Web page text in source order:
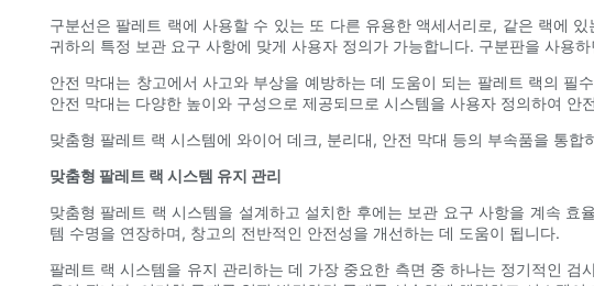
구분선은 팔레트 랙에 사용할 수 있는 또 다른 유용한 액세서리로, 같은 랙에
귀하의 특정 보관 요구 사항에 맞게 사용자 정의가 가능합니다. 구분판을 사용
안전 막대는 창고에서 사고와 부상을 예방하는 데 도움이 되는 팔레트 랙의
안전 막대는 다양한 높이와 구성으로 제공되므로 시스템을 사용자 정의하여 안
맞춤형 팔레트 랙 시스템에 와이어 데크, 분리대, 안전 막대 등의 부속품을 통
맞춤형 팔레트 랙 시스템 유지 관리
맞춤형 팔레트 랙 시스템을 설계하고 설치한 후에는 보관 요구 사항을 계속
템 수명을 연장하며, 창고의 전반적인 안전성을 개선하는 데 도움이 됩니다.
팔레트 랙 시스템을 유지 관리하는 데 가장 중요한 측면 중 하나는 정기적인